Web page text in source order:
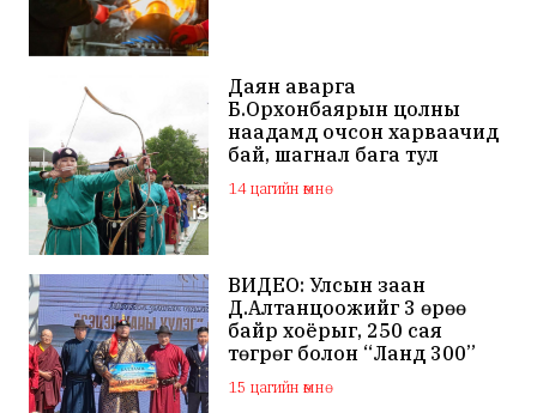
Даян аварга
Б.Орхонбаярын цолны
наадамд очсон харваачид
бай, шагнал бага тул
наадамд оролцохгүй
гэдгээ мэдэгдлээ
14 цагийн өмнө
ВИДЕО: Улсын заан
Д.Алтанцоожийг 3 өрөө
байр хоёрыг, 250 сая
төгрөг болон “Ланд 300”
маркийн автомашинаар
мялаажээ
15 цагийн өмнө